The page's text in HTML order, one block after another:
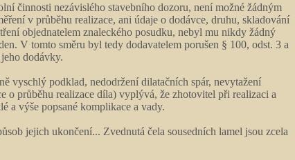
činnosti nezávislého stavebního dozoru, není možné žádným
v průběhu realizace, ani údaje o dodávce, druhu, skladování
objednatelem znaleckého posudku, nebyl mu nikdy žádný
V tomto směru byl tedy dodavatelem porušen § 100, odst. 3 a
dodávky.
vyschlý podklad, nedodržení dilatačních spár, nevytažení
o průběhu realizace díla) vyplývá, že zhotovitel při realizaci a
a výše popsané komplikace a vady.
jejich ukončení... Zvednutá čela sousedních lamel jsou zcela